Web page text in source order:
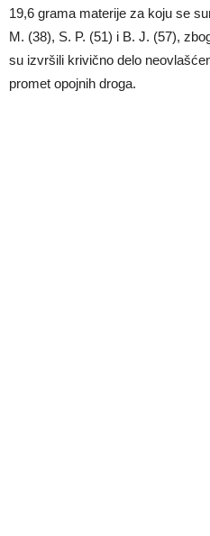
19,6 grama materije za koju se
M. (38), S. P. (51) i B. J. (57),
su izvršili krivično delo
promet opojnih droga.